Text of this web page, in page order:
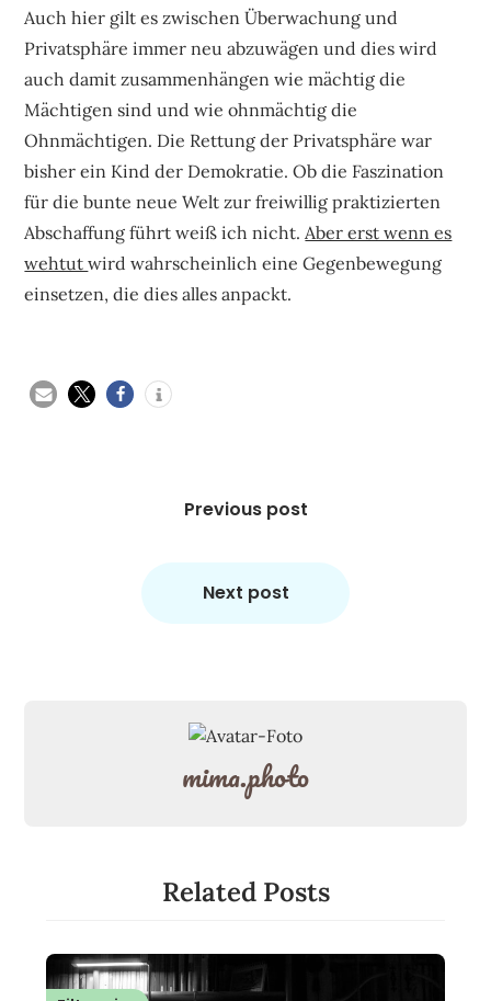
Auch hier gilt es zwischen Überwachung und
Privatsphäre immer neu abzuwägen und dies wird
auch damit zusammenhängen wie mächtig die
Mächtigen sind und wie ohnmächtig die
Ohnmächtigen. Die Rettung der Privatsphäre war
bisher ein Kind der Demokratie. Ob die Faszination
für die bunte neue Welt zur freiwillig praktizierten
Abschaffung führt weiß ich nicht.Aber erst wenn es
wehtutwird wahrscheinlich eine Gegenbewegung
einsetzen, die dies alles anpackt.
Previous post
Next post
mima.photo
Related Posts